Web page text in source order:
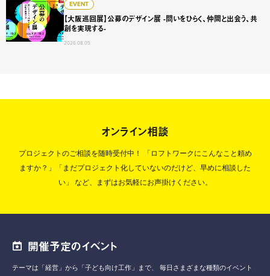
EVENT
【大阪巡回展】公募のデザイン展 -問いをひらく、仲間と出会う、共
創を実現する-
2026.08.05
【大阪巡回展】公募のデザイン展 -問いをひらく、仲間と出
オンライン相談
プロジェクトのご相談を随時受付中！
「ロフトワークにこんなこと頼め
ますか？」「まだプロジェクト化していないのだけど、早めに相談した
い」
など、まずはお気軽にお声掛けください。
開催予定のイベント
テーマは「経営」から「子ども向け工作」まで、
毎日さまざまな種類のイベント